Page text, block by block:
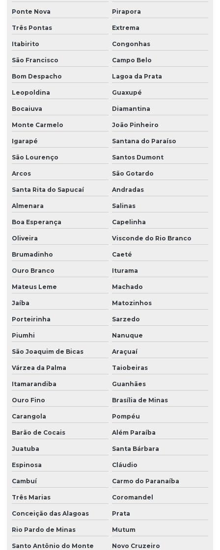
Ponte Nova Pirapora
Três Pontas Extrema
Itabirito Congonhas
São Francisco Campo Belo
Bom Despacho Lagoa da Prata
Leopoldina Guaxupé
Bocaiuva Diamantina
Monte Carmelo João Pinheiro
Igarapé Santana do Paraíso
São Lourenço Santos Dumont
Arcos São Gotardo
Santa Rita do Sapucaí Andradas
Almenara Salinas
Boa Esperança Capelinha
Oliveira Visconde do Rio Branco
Brumadinho Caeté
Ouro Branco Iturama
Mateus Leme Machado
Jaíba Matozinhos
Porteirinha Sarzedo
Piumhi Nanuque
São Joaquim de Bicas Araçuaí
Várzea da Palma Taiobeiras
Itamarandiba Guanhães
Ouro Fino Brasília de Minas
Carangola Pompéu
Barão de Cocais Além Paraíba
Juatuba Santa Bárbara
Espinosa Cláudio
Cambuí Carmo do Paranaíba
Três Marias Coromandel
Conceição das Alagoas Prata
Rio Pardo de Minas Mutum
Santo Antônio do Monte Novo Cruzeiro